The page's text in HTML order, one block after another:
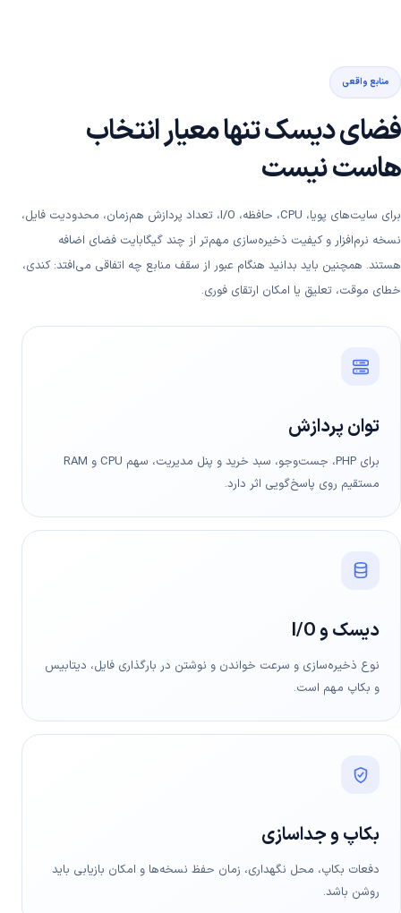
منابع واقعی
فضای دیسک تنها معیار انتخاب
هاست نیست
برای سایت‌های پویا، CPU، حافظه، I/O، تعداد پردازش هم‌زمان، محدودیت فایل،
نسخه نرم‌افزار و کیفیت ذخیره‌سازی مهم‌تر از چند گیگابایت فضای اضافه
هستند. همچنین باید بدانید هنگام عبور از سقف منابع چه اتفاقی می‌افتد: کندی،
خطای موقت، تعلیق یا امکان ارتقای فوری.
توان پردازش
برای PHP، جست‌وجو، سبد خرید و پنل مدیریت، سهم CPU و RAM
مستقیم روی پاسخ‌گویی اثر دارد.
دیسک و I/O
نوع ذخیره‌سازی و سرعت خواندن و نوشتن در بارگذاری فایل، دیتابیس
و بکاپ مهم است.
بکاپ و جداسازی
دفعات بکاپ، محل نگهداری، زمان حفظ نسخه‌ها و امکان بازیابی باید
روشن باشد.